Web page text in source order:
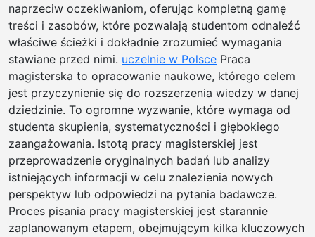
naprzeciw oczekiwaniom, oferując kompletną gamę
treści i zasobów, które pozwalają studentom odnaleźć
właściwe ścieżki i dokładnie zrozumieć wymagania
stawiane przed nimi. uczelnie w Polsce Praca
magisterska to opracowanie naukowe, którego celem
jest przyczynienie się do rozszerzenia wiedzy w danej
dziedzinie. To ogromne wyzwanie, które wymaga od
studenta skupienia, systematyczności i głębokiego
zaangażowania. Istotą pracy magisterskiej jest
przeprowadzenie oryginalnych badań lub analizy
istniejących informacji w celu znalezienia nowych
perspektyw lub odpowiedzi na pytania badawcze.
Proces pisania pracy magisterskiej jest starannie
zaplanowanym etapem, obejmującym kilka kluczowych